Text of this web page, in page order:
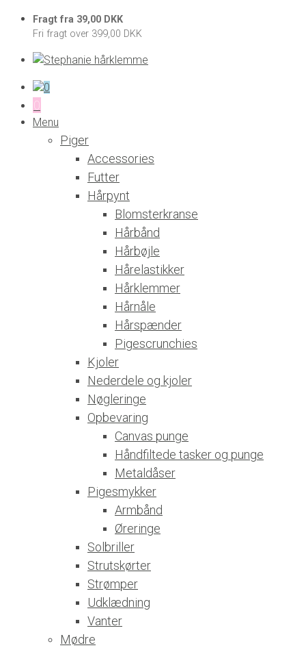
Fragt fra 39,00 DKK
Fri fragt over 399,00 DKK
0
0
Menu
Piger
Accessories
Futter
Hårpynt
Blomsterkranse
Hårbånd
Hårbøjle
Hårelastikker
Hårklemmer
Hårnåle
Hårspænder
Pigescrunchies
Kjoler
Nederdele og kjoler
Nøgleringe
Opbevaring
Canvas punge
Håndfiltede tasker og punge
Metaldåser
Pigesmykker
Armbånd
Øreringe
Solbriller
Strutskørter
Strømper
Udklædning
Vanter
Mødre